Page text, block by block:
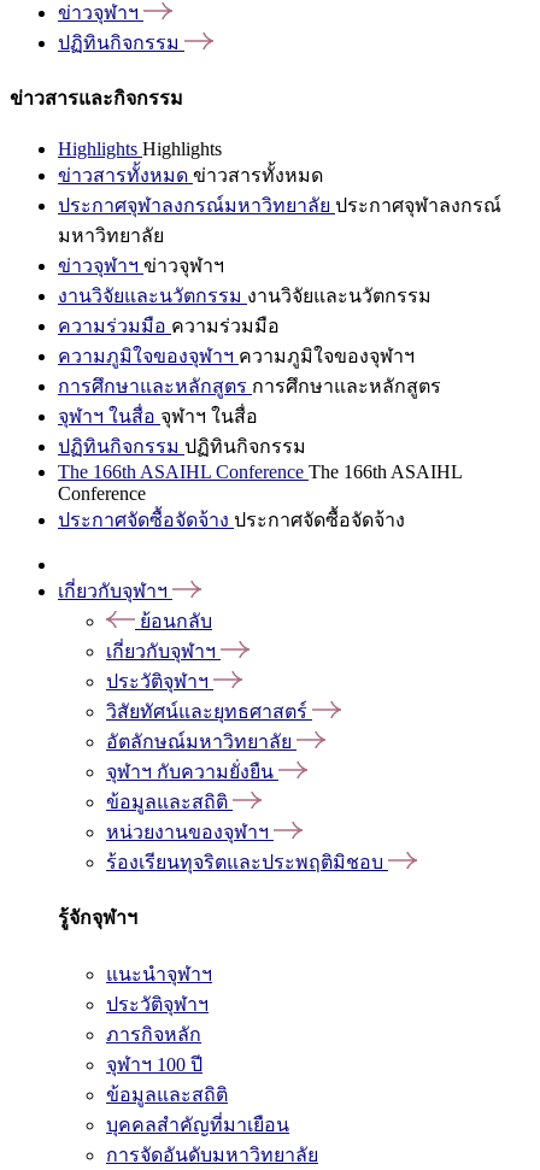
ข่าวจุฬาฯ
ปฏิทินกิจกรรม
ข่าวสารและกิจกรรม
Highlights Highlights
ข่าวสารทั้งหมด ข่าวสารทั้งหมด
ประกาศจุฬาลงกรณ์มหาวิทยาลัย ประกาศจุฬาลงกรณ์
มหาวิทยาลัย
ข่าวจุฬาฯ ข่าวจุฬาฯ
งานวิจัยและนวัตกรรม งานวิจัยและนวัตกรรม
ความร่วมมือ ความร่วมมือ
ความภูมิใจของจุฬาฯ ความภูมิใจของจุฬาฯ
การศึกษาและหลักสูตร การศึกษาและหลักสูตร
จุฬาฯ ในสื่อ จุฬาฯ ในสื่อ
ปฏิทินกิจกรรม ปฏิทินกิจกรรม
The 166th ASAIHL Conference The 166th ASAIHL
Conference
ประกาศจัดซื้อจัดจ้าง ประกาศจัดซื้อจัดจ้าง
เกี่ยวกับจุฬาฯ
ย้อนกลับ
เกี่ยวกับจุฬาฯ
ประวัติจุฬาฯ
วิสัยทัศน์และยุทธศาสตร์
อัตลักษณ์มหาวิทยาลัย
จุฬาฯ กับความยั่งยืน
ข้อมูลและสถิติ
หน่วยงานของจุฬาฯ
ร้องเรียนทุจริตและประพฤติมิชอบ
รู้จักจุฬาฯ
แนะนำจุฬาฯ
ประวัติจุฬาฯ
ภารกิจหลัก
จุฬาฯ 100 ปี
ข้อมูลและสถิติ
บุคคลสำคัญที่มาเยือน
การจัดอันดับมหาวิทยาลัย